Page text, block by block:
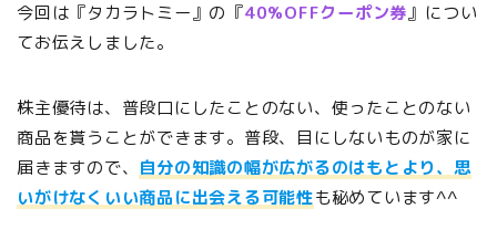
今回は『タカラトミー』の『40%OFFクーポン券』につい
てお伝えしました。
株主優待は、普段口にしたことのない、使ったことのない
商品を貰うことができます。普段、目にしないものが家に
届きますので、 自分の知識の幅が広がるのはもとより、思
いがけなくいい商品に出会える可能性も秘めています^^